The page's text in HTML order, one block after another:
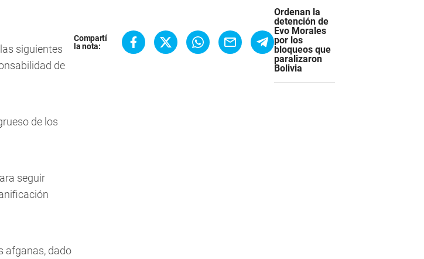
siguientes
de
de los
seguir
afganas, dado
Compartí
la nota:
Ordenan la
detención de
Evo Morales
por los
bloqueos que
paralizaron
Bolivia